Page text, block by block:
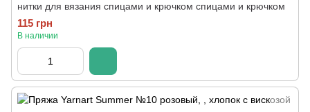
нитки для вязания спицами и крючком спицами и крючком
115 грн
В наличии